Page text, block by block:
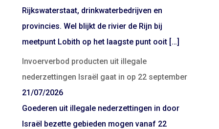
Rijkswaterstaat, drinkwaterbedrijven en
provincies. Wel blijkt de rivier de Rijn bij
meetpunt Lobith op het laagste punt ooit […]
Invoerverbod producten uit illegale
nederzettingen Israël gaat in op 22 september
21/07/2026
Goederen uit illegale nederzettingen in door
Israël bezette gebieden mogen vanaf 22